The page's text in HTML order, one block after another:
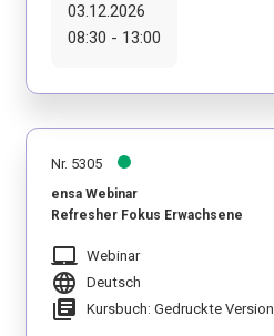
03.12.2026
08:30 - 13:00
Nr. 5305
ensa Webinar
Refresher Fokus Erwachsene
laptop_mac Webinar
language Deutsch
library_books Kursbuch: Gedruckte Version